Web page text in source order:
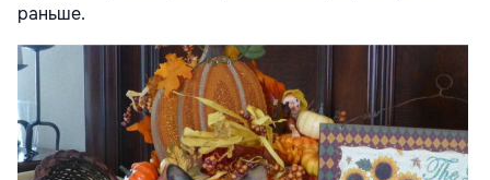
раньше.